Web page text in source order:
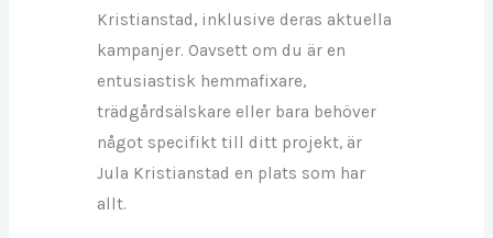
Kristianstad, inklusive deras aktuella
kampanjer. Oavsett om du är en
entusiastisk hemmafixare,
trädgårdsälskare eller bara behöver
något specifikt till ditt projekt, är
Jula Kristianstad en plats som har
allt.